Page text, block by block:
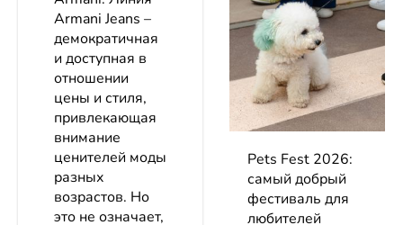
Armani Jeans –
демократичная
и доступная в
отношении
цены и стиля,
привлекающая
внимание
ценителей моды
разных
возрастов. Но
это не означает,
Pets Fest 2026:
самый добрый
фестиваль для
любителей